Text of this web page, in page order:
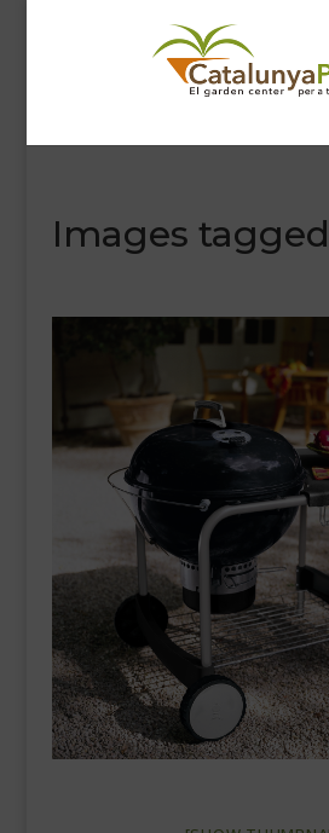
SÍGUENOS EN:
INICIO
COMPLEMENTOS JARDÍN
DECORACIÓN
HORARIO GARDEN
CONTACTAR
___________________________
VEURE EN CATALÀ
Images